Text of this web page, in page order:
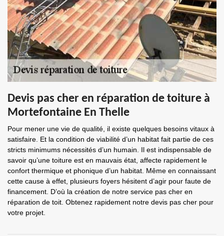
Devis pas cher en réparation de toiture à
Mortefontaine En Thelle
Pour mener une vie de qualité, il existe quelques besoins vitaux à
satisfaire. Et la condition de viabilité d’un habitat fait partie de ces
stricts minimums nécessités d’un humain. Il est indispensable de
savoir qu’une toiture est en mauvais état, affecte rapidement le
confort thermique et phonique d’un habitat. Même en connaissant
cette cause à effet, plusieurs foyers hésitent d’agir pour faute de
financement. D’où la création de notre service pas cher en
réparation de toit. Obtenez rapidement notre devis pas cher pour
votre projet.